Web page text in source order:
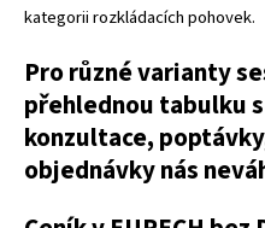
kategorii rozkládacích pohovek.
Pro různé varianty
přehlednou tabulku
konzultace,
objednávky nás